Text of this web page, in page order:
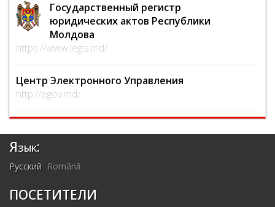
Государственный регистр
юридических актов Республики
Молдова
https://www.legis.md/
Центр Электронного Управления
http://egov.md/
Язык:
Русский Română
ПОСЕТИТЕЛИ